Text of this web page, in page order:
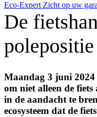
Eco-Expert Zicht op uw
De
polepositie
Maandag 3 juni 2024
om niet alleen de
in de aandacht te
ecosysteem dat de